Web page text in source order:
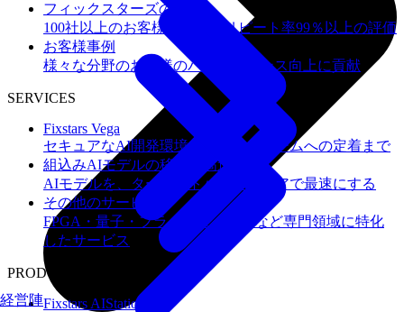
フィックスターズの​強み
100社以上のお客様を支援しリピート率99％以上の評価
お客様事例
様々な分野のお客様のパフォーマンス向上に貢献
SERVICES
Fixstars Vega
セキュアなAI開発環境の構築からチームへの定着まで
組込みAIモデルの移植・高速化
AIモデルを、ターゲットハードウェアで最速にする
その他のサービス
FPGA・量子・フラッシュメモリなど専門領域に特化
したサービス
PRODUCTS
Fixstars AIStation
経営陣